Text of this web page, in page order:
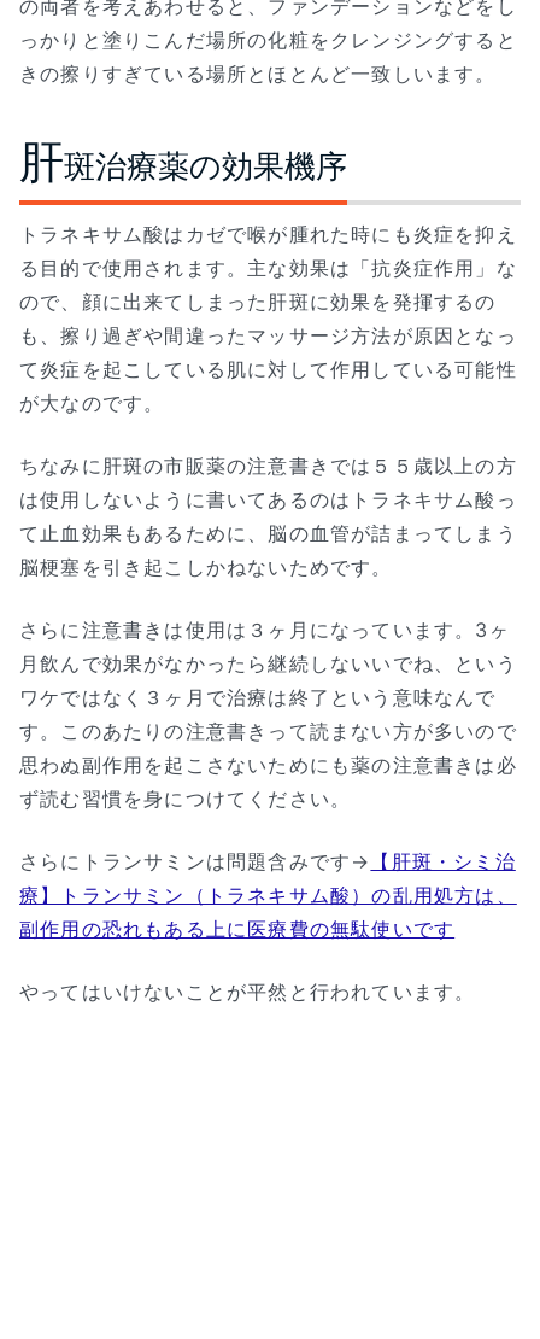
の両者を考えあわせると、ファンデーションなどをし
っかりと塗りこんだ場所の化粧をクレンジングすると
きの擦りすぎている場所とほとんど一致しいます。
肝斑治療薬の効果機序
トラネキサム酸はカゼで喉が腫れた時にも炎症を抑え
る目的で使用されます。主な効果は「抗炎症作用」な
ので、顔に出来てしまった肝斑に効果を発揮するの
も、擦り過ぎや間違ったマッサージ方法が原因となっ
て炎症を起こしている肌に対して作用している可能性
が大なのです。
ちなみに肝斑の市販薬の注意書きでは５５歳以上の方
は使用しないように書いてあるのはトラネキサム酸っ
て止血効果もあるために、脳の血管が詰まってしまう
脳梗塞を引き起こしかねないためです。
さらに注意書きは使用は３ヶ月になっています。3ヶ
月飲んで効果がなかったら継続しないいでね、という
ワケではなく３ヶ月で治療は終了という意味なんで
す。このあたりの注意書きって読まない方が多いので
思わぬ副作用を起こさないためにも薬の注意書きは必
ず読む習慣を身につけてください。
さらにトランサミンは問題含みです→ 【肝斑・シミ治
療】トランサミン（トラネキサム酸）の乱用処方は、
副作用の恐れもある上に医療費の無駄使いです
やってはいけないことが平然と行われています。